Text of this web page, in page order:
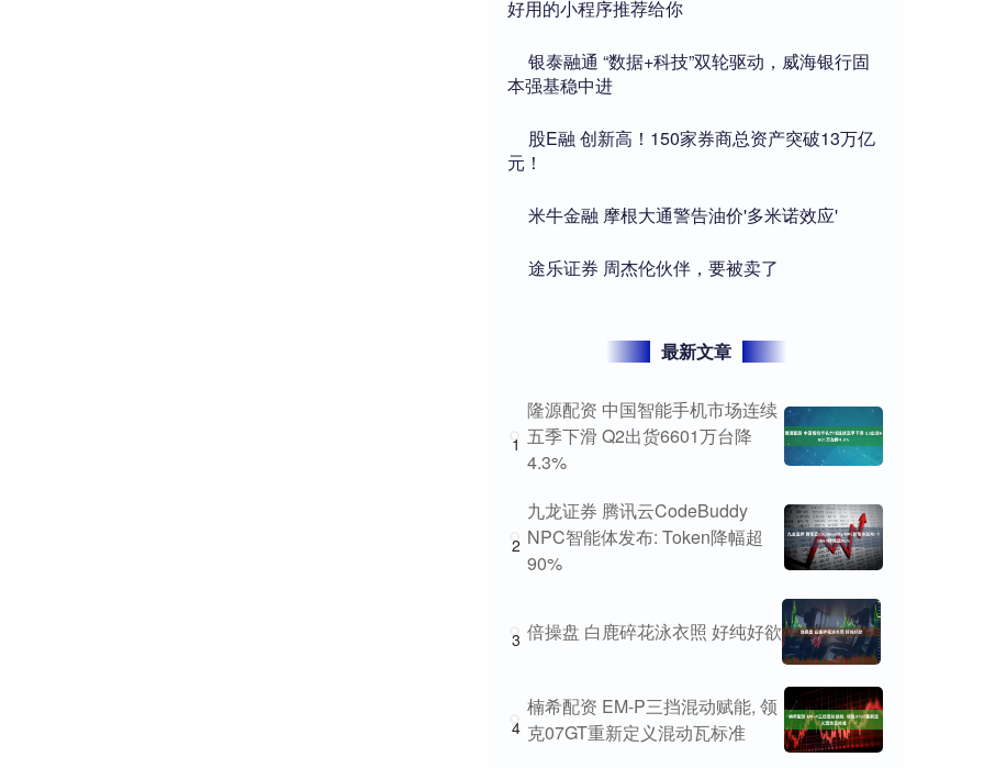
好用的小程序推荐给你
​银泰融通 “数据+科技”双轮驱动，威海银行固
本强基稳中进
​股E融 创新高！150家券商总资产突破13万亿
元！
​米牛金融 摩根大通警告油价'多米诺效应'
​途乐证券 周杰伦伙伴，要被卖了
最新文章
1
隆源配资 中国智能手机市场连续
五季下滑 Q2出货6601万台降
4.3%
2
九龙证券 腾讯云CodeBuddy
NPC智能体发布: Token降幅超
90%
3 倍操盘 白鹿碎花泳衣照 好纯好欲
4
楠希配资 EM-P三挡混动赋能, 领
克07GT重新定义混动瓦标准